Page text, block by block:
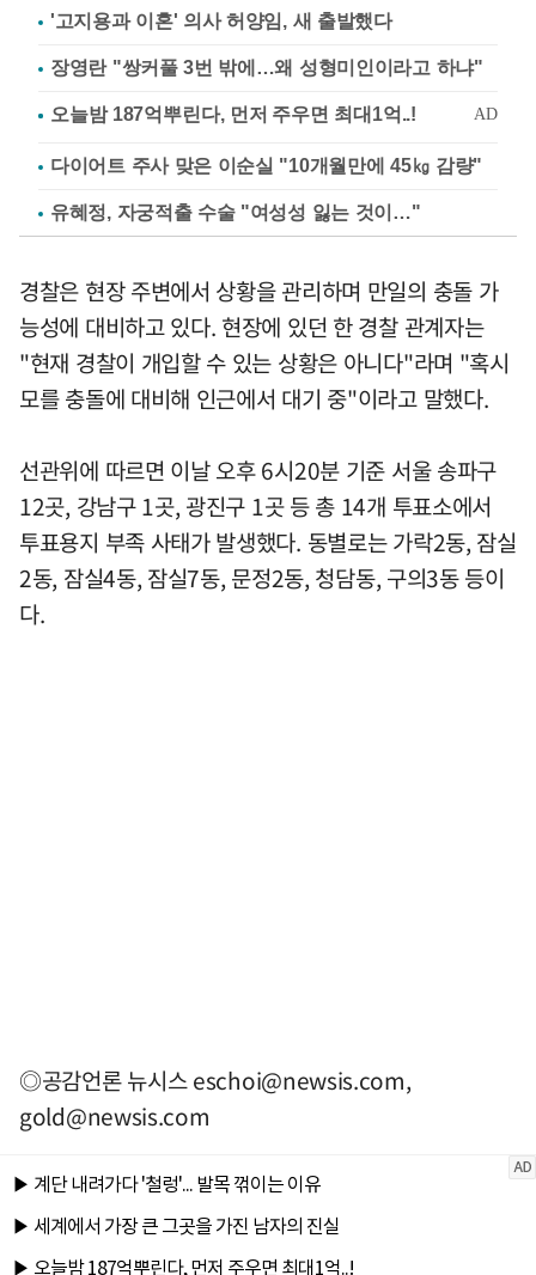
'고지용과 이혼' 의사 허양임, 새 출발했다
장영란 "쌍커풀 3번 밖에…왜 성형미인이라고 하냐"
다이어트 주사 맞은 이순실 "10개월만에 45㎏ 감량"
유혜정, 자궁적출 수술 "여성성 잃는 것이…"
경찰은 현장 주변에서 상황을 관리하며 만일의 충돌 가
능성에 대비하고 있다. 현장에 있던 한 경찰 관계자는
"현재 경찰이 개입할 수 있는 상황은 아니다"라며 "혹시
모를 충돌에 대비해 인근에서 대기 중"이라고 말했다.
선관위에 따르면 이날 오후 6시20분 기준 서울 송파구
12곳, 강남구 1곳, 광진구 1곳 등 총 14개 투표소에서
투표용지 부족 사태가 발생했다. 동별로는 가락2동, 잠실
2동, 잠실4동, 잠실7동, 문정2동, 청담동, 구의3동 등이
다.
◎공감언론 뉴시스eschoi@newsis.com,
gold@newsis.com